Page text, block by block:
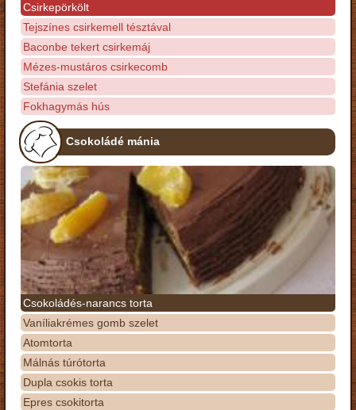
Csirkepörkölt
Tejszínes csirkemell tésztával
Baconbe tekert csirkemáj
Mézes-mustáros csirkecomb
Stefánia szelet
Fokhagymás hús
Csokoládé mánia
Csokoládés-narancs torta
Vaníliakrémes gomb szelet
Atomtorta
Málnás túrótorta
Dupla csokis torta
Epres csokitorta